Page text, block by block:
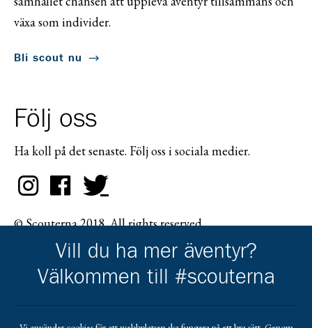
växa som individer.
Bli scout nu
Följ oss
Ha koll på det senaste. Följ oss i sociala medier.
© Scouterna 2018. All rights reserved.
Vill du ha mer äventyr?
Välkommen till #scouterna